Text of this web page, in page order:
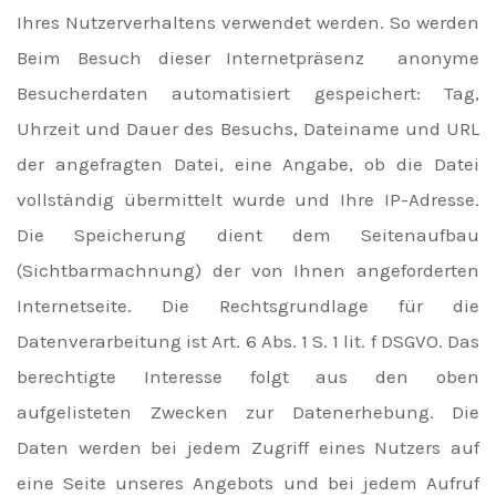
Ihres Nutzerverhaltens verwendet werden. So werden
Beim Besuch dieser Internetpräsenz anonyme
Besucherdaten automatisiert gespeichert: Tag,
Uhrzeit und Dauer des Besuchs, Dateiname und URL
der angefragten Datei, eine Angabe, ob die Datei
vollständig übermittelt wurde und Ihre IP-Adresse.
Die Speicherung dient dem Seitenaufbau
(Sichtbarmachnung) der von Ihnen angeforderten
Internetseite. Die Rechtsgrundlage für die
Datenverarbeitung ist Art. 6 Abs. 1 S. 1 lit. f DSGVO. Das
berechtigte Interesse folgt aus den oben
aufgelisteten Zwecken zur Datenerhebung. Die
Daten werden bei jedem Zugriff eines Nutzers auf
eine Seite unseres Angebots und bei jedem Aufruf